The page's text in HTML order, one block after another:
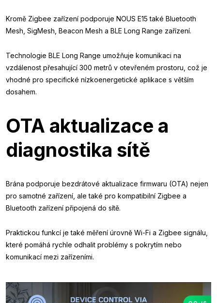
Kromě Zigbee zařízení podporuje NOUS E15 také Bluetooth
Mesh, SigMesh, Beacon Mesh a BLE Long Range zařízení.
Technologie BLE Long Range umožňuje komunikaci na
vzdálenost přesahující 300 metrů v otevřeném prostoru, což je
vhodné pro specifické nízkoenergetické aplikace s větším
dosahem.
OTA aktualizace a
diagnostika sítě
Brána podporuje bezdrátové aktualizace firmwaru (OTA) nejen
pro samotné zařízení, ale také pro kompatibilní Zigbee a
Bluetooth zařízení připojená do sítě.
Praktickou funkcí je také měření úrovně Wi-Fi a Zigbee signálu,
které pomáhá rychle odhalit problémy s pokrytím nebo
komunikací mezi zařízeními.